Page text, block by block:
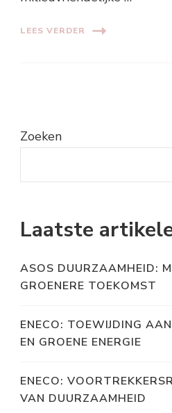
LEES VERDER
Zoeken
Laatste
ASOS DUURZAAMHEID:
GROENERE TOEKOMST
ENECO: TOEWIJDING
EN GROENE ENERGIE
ENECO:
VAN DUURZAAMHEID